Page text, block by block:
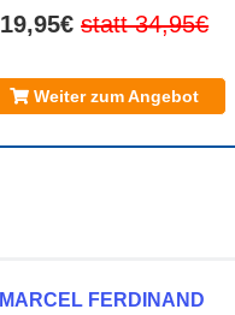
19,95€ statt 34,95€
Weiter zum Angebot
MARCEL FERDINAND